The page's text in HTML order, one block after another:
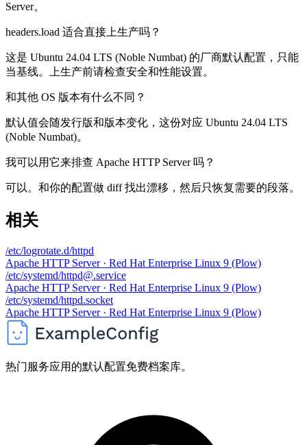
Server。
headers.load 适合直接上生产吗？
这是 Ubuntu 24.04 LTS (Noble Numbat) 的厂商默认配置，只能
当基线。上生产前请检查安全和性能设置。
和其他 OS 版本有什么不同？
默认值会随发行版和版本变化，这份对应 Ubuntu 24.04 LTS
(Noble Numbat)。
我可以用它来排查 Apache HTTP Server 吗？
可以。和你的配置做 diff 找出漂移，然后只恢复需要的段落。
相关
/etc/logrotate.d/httpd
Apache HTTP Server · Red Hat Enterprise Linux 9 (Plow)
/etc/systemd/httpd@.service
Apache HTTP Server · Red Hat Enterprise Linux 9 (Plow)
/etc/systemd/httpd.socket
Apache HTTP Server · Red Hat Enterprise Linux 9 (Plow)
热门服务应用的默认配置免费档案库。